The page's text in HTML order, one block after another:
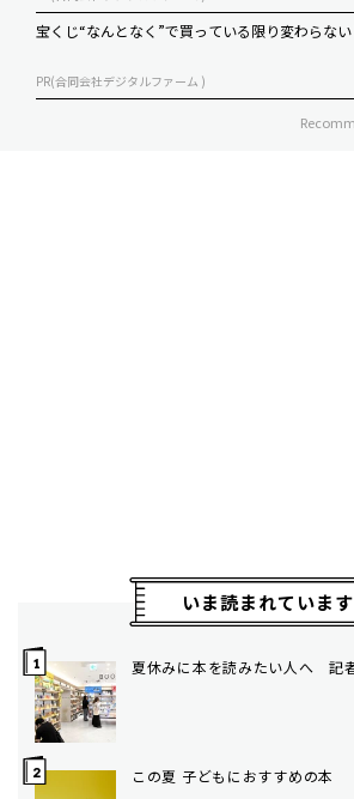
宝くじ“なんとなく”で買っている限り変わらない
PR(合同会社デジタルファーム )
いま読まれています
夏休みに本を読みたい人へ 記
この夏 子どもにおすすめの本